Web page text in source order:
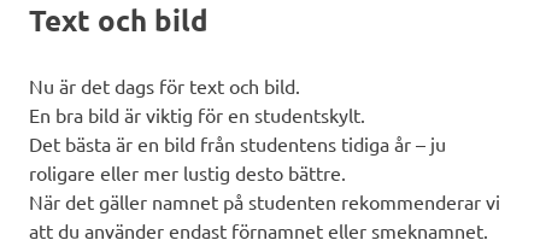
Text och bild
Nu är det dags för text och bild.
En bra bild är viktig för en studentskylt.
Det bästa är en bild från studentens tidiga år – ju
roligare eller mer lustig desto bättre.
När det gäller namnet på studenten rekommenderar vi
att du använder endast förnamnet eller smeknamnet.